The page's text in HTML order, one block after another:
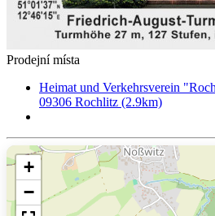
Prodejní místa
Heimat und Verkehrsverein
09306 Rochlitz (2.9km)
+
−